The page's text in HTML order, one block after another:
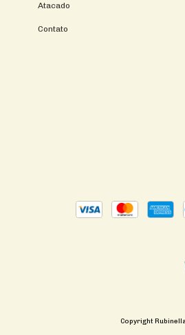
Atacado
Contato
Copyright